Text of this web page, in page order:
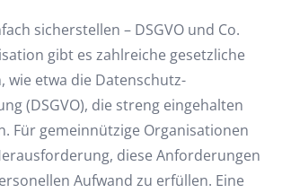
sicherstellen – DSGVO und Co.
gibt es zahlreiche gesetzliche
wie etwa die Datenschutz-
(DSGVO), die streng eingehalten
Für gemeinnützige Organisationen
diese Anforderungen
Aufwand zu erfüllen. Eine